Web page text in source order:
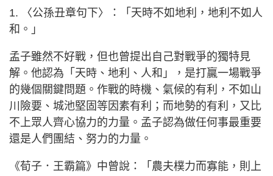
1. 〈公孫丑章句下〉：「天時不如地利，地利不如人
和。」
孟子雖然不好戰，但也曾提出自己對戰爭的獨特見
解。他認為「天時、地利、人和」，是打贏一場戰爭
的幾個關鍵問題。作戰的時機、氣候的有利，不如山
川險要、城池堅固等因素有利；而地勢的有利，又比
不上眾人齊心協力的力量。孟子認為做任何事最重要
還是人們團結、努力的力量。
《荀子．王霸篇》中曾說：「農夫樸力而寡能，則上